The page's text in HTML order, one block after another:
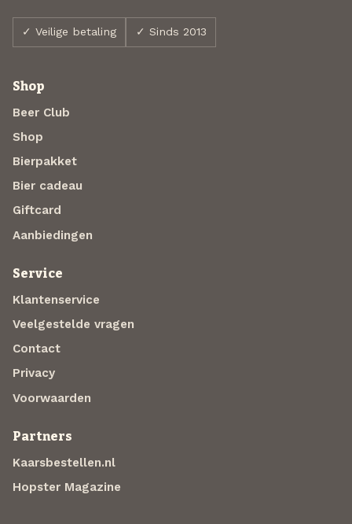
✓ Veilige betaling ✓ Sinds 2013
Shop
Beer Club
Shop
Bierpakket
Bier cadeau
Giftcard
Aanbiedingen
Service
Klantenservice
Veelgestelde vragen
Contact
Privacy
Voorwaarden
Partners
Kaarsbestellen.nl
Hopster Magazine